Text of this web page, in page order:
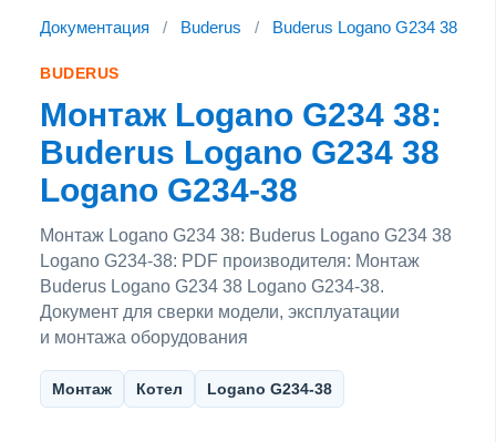
Документация / Buderus / Buderus Logano G234 38
BUDERUS
Монтаж Logano G234 38:
Buderus Logano G234 38
Logano G234-38
Монтаж Logano G234 38: Buderus Logano G234 38
Logano G234-38: PDF производителя: Монтаж
Buderus Logano G234 38 Logano G234-38.
Документ для сверки модели, эксплуатации
и монтажа оборудования
Монтаж Котел Logano G234-38